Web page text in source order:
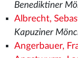
Benediktiner
Albrecht,
Kapuziner
Angerbauer,